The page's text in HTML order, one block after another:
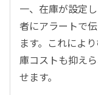
一、在庫が設定
者にアラートで
ます。これによ
庫コストも抑え
せます。